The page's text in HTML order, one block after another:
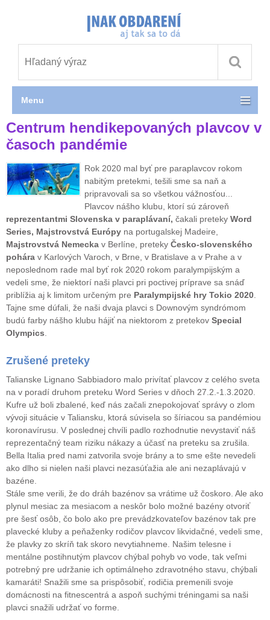
Centrum hendikepovaných plavcov v
časoch pandémie
Rok 2020 mal byť pre paraplavcov rokom
nabitým pretekmi, tešili sme sa naň a
pripravovali sa so všetkou vážnosťou...
Plavcov nášho klubu, ktorí sú zároveň
reprezentantmi Slovenska v paraplávaní, čakali preteky Word
Series, Majstrovstvá Európy na portugalskej Madeire,
Majstrovstvá Nemecka v Berlíne, preteky Česko-slovenského
pohára v Karlových Varoch, v Brne, v Bratislave a v Prahe a v
neposlednom rade mal byť rok 2020 rokom paralympijským a
vedeli sme, že niektorí naši plavci pri poctivej príprave sa snáď
priblížia aj k limitom určeným pre Paralympijské hry Tokio 2020
Tajne sme dúfali, že naši dvaja plavci s Downovým syndrómom
budú farby nášho klubu hájiť na niektorom z pretekov Special
Olympics
Zrušené preteky
Talianske Lignano Sabbiadoro malo privítať plavcov z celého sveta
na v poradí druhom preteku Word Series v dňoch 27.2.-1.3.2020.
Kufre už boli zbalené, keď nás začali znepokojovať správy o zlom
vývoji situácie v Taliansku, ktorá súvisela so šíriacou sa pandémiou
koronavírusu. V poslednej chvíli padlo rozhodnutie nevystaviť náš
reprezentačný team riziku nákazy a účasť na preteku sa zrušila.
Bella Italia pred nami zatvorila svoje brány a to sme ešte nevedeli
ako dlho si nielen naši plavci nezasúťažia ale ani nezaplávajú v
bazéne.
Stále sme verili, že do dráh bazénov sa vrátime už čoskoro. Ale ako
plynul mesiac za mesiacom a neskôr bolo možné bazény otvoriť
pre šesť osôb, čo bolo ako pre prevádzkovateľov bazénov tak pre
plavecké kluby a peňaženky rodičov plavcov likvidačné, vedeli sme,
že plavky zo skríň tak skoro nevytiahneme. Našim telesne i
mentálne postihnutým plavcov chýbal pohyb vo vode, tak veľmi
potrebný pre udržanie ich optimálneho zdravotného stavu, chýbali
kamaráti! Snažili sme sa prispôsobiť, rodičia premenili svoje
domácnosti na fitnescentrá a aspoň suchými tréningami sa naši
plavci snažili udržať vo forme.
Menu